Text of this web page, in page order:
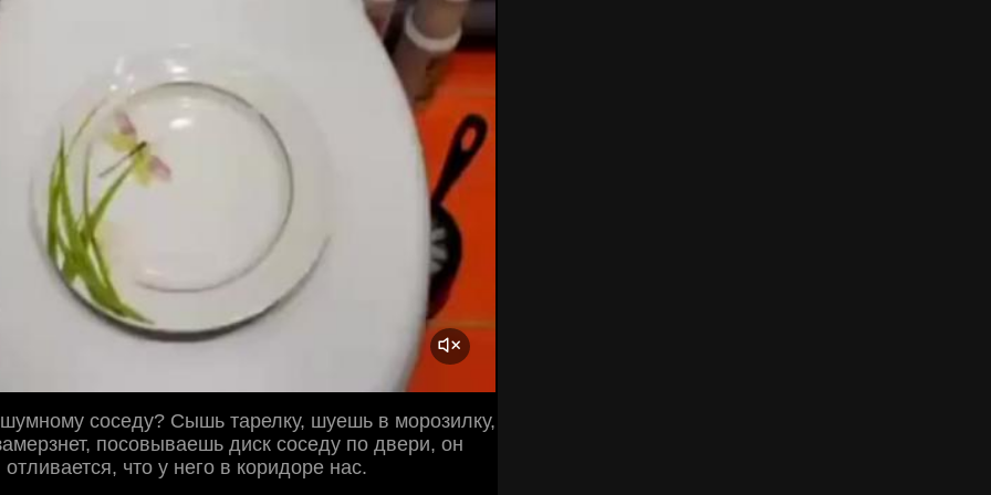
шумному соседу? Сышь тарелку, шуешь в морозилку,
посовываешь диск соседу по двери, он
что у него в коридоре нас.